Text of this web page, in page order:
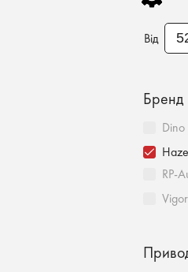
Від
Бренд
Dino
RP-
Vigor